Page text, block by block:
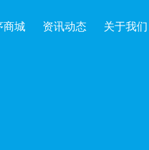
商城 资讯动态 关于我们